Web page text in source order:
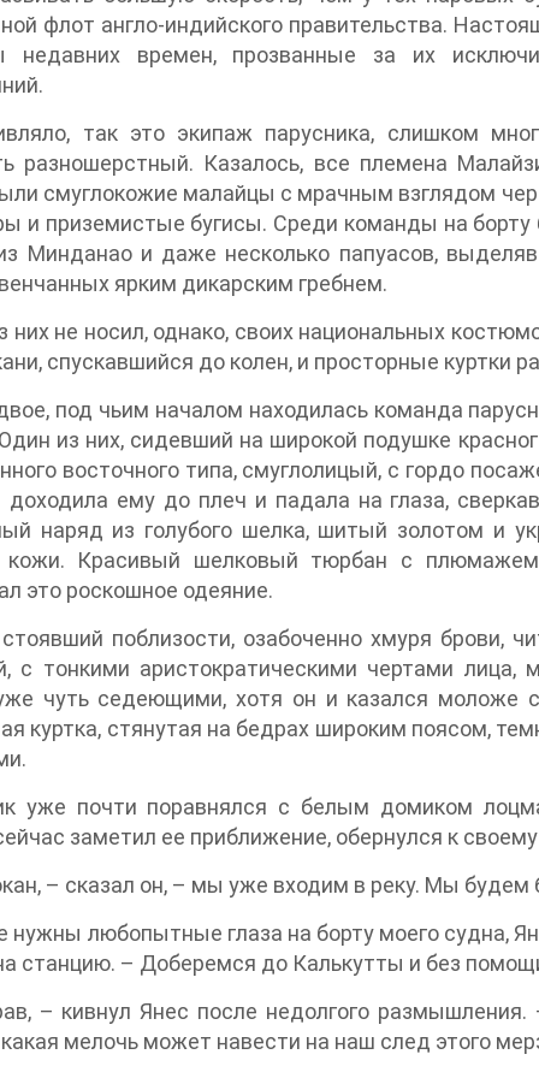
флот англо-индийского правительства.
недавних времен, прозванные за их
так это экипаж парусника, слишком
разношерстный. Казалось, все племена
смуглокожие малайцы с мрачным взглядом
и приземистые бугисы. Среди команды на борту
Минданао и даже несколько папуасов,
ярким дикарским гребнем.
них не носил, однако, своих национальных
спускавшийся до колен, и просторные куртки
под чьим началом находилась команда
из них, сидевший на широкой подушке
восточного типа, смуглолицый, с гордо
доходила ему до плеч и падала на глаза,
наряд из голубого шелка, шитый золотом и
кожи. Красивый шелковый тюрбан с
это роскошное одеяние.
поблизости, озабоченно хмуря брови,
с тонкими аристократическими чертами лица,
чуть седеющими, хотя он и казался моложе
куртка, стянутая на бедрах широким поясом,
уже почти поравнялся с белым домиком
заметил ее приближение, обернулся к
– сказал он, – мы уже входим в реку. Мы будем
нужны любопытные глаза на борту моего судна,
станцию. – Доберемся до Калькутты и без
– кивнул Янес после недолгого размышления.
мелочь может навести на наш след этого